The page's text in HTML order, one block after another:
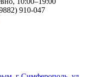
910-047